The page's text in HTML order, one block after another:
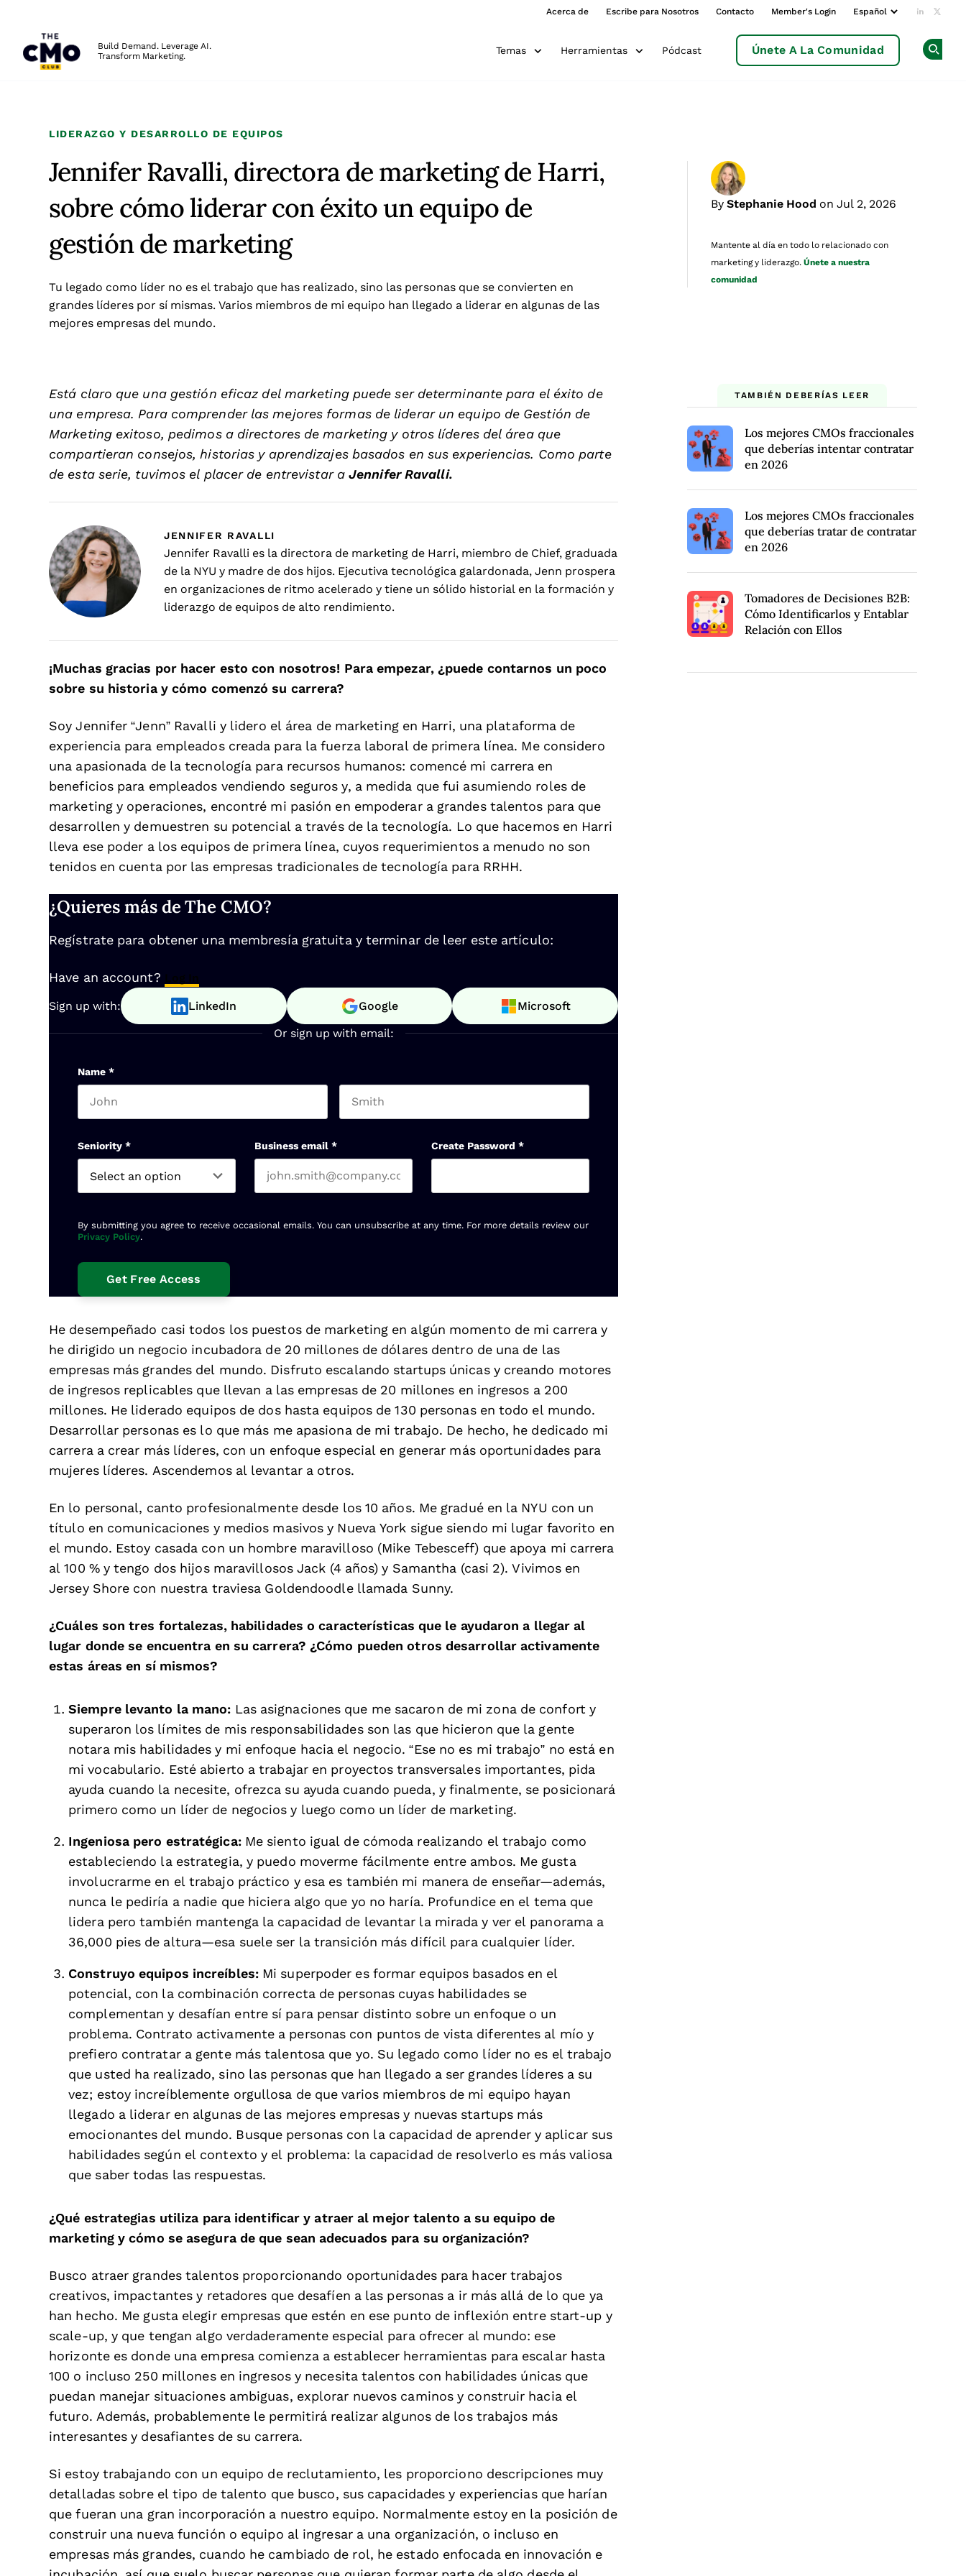
Acerca de Escribe para Nosotros Contacto Member's Login Add us
Build Demand. Leverage AI.
Transform Marketing.
Temas Herramientas Pódcast Únete A La Comunidad
LIDERAZGO Y DESARROLLO DE EQUIPOS
Jennifer Ravalli, directora de marketing de Harri,
sobre cómo liderar con éxito un equipo de
gestión de marketing
By Stephanie Hood on Jul 2, 2026
Mantente al día en todo lo relacionado con
marketing y liderazgo. Únete a nuestra
comunidad
Tu legado como líder no es el trabajo que has realizado, sino las personas que se convierten en
grandes líderes por sí mismas. Varios miembros de mi equipo han llegado a liderar en algunas de las
mejores empresas del mundo.
Está claro que una gestión eficaz del marketing puede ser determinante para el éxito de
una empresa. Para comprender las mejores formas de liderar un equipo de Gestión de
Marketing exitoso, pedimos a directores de marketing y otros líderes del área que
compartieran consejos, historias y aprendizajes basados en sus experiencias. Como parte
de esta serie, tuvimos el placer de entrevistar aJennifer Ravalli.
JENNIFER RAVALLI
Jennifer Ravalli es la directora de marketing de Harri, miembro de Chief, graduada
de la NYU y madre de dos hijos. Ejecutiva tecnológica galardonada, Jenn prospera
en organizaciones de ritmo acelerado y tiene un sólido historial en la formación y
liderazgo de equipos de alto rendimiento.
¡Muchas gracias por hacer esto con nosotros! Para empezar, ¿puede contarnos un poco
sobre su historia y cómo comenzó su carrera?
Soy Jennifer “Jenn” Ravalli y lidero el área de marketing en Harri, una plataforma de
experiencia para empleados creada para la fuerza laboral de primera línea. Me considero
una apasionada de la tecnología para recursos humanos: comencé mi carrera en
beneficios para empleados vendiendo seguros y, a medida que fui asumiendo roles de
marketing y operaciones, encontré mi pasión en empoderar a grandes talentos para que
desarrollen y demuestren su potencial a través de la tecnología. Lo que hacemos en Harri
lleva ese poder a los equipos de primera línea, cuyos requerimientos a menudo no son
tenidos en cuenta por las empresas tradicionales de tecnología para RRHH.
¿Quieres más de The CMO?
Regístrate para obtener una membresía gratuita y terminar de leer este artículo:
Have an account? Log In
Sign up with: LinkedIn Google Microsoft
Or sign up with email:
Name *
Seniority * Business email * Create Password *
By submitting you agree to receive occasional emails. You can unsubscribe at any time. For more details review our
Privacy Policy.
He desempeñado casi todos los puestos de marketing en algún momento de mi carrera y
he dirigido un negocio incubadora de 20 millones de dólares dentro de una de las
empresas más grandes del mundo. Disfruto escalando startups únicas y creando motores
de ingresos replicables que llevan a las empresas de 20 millones en ingresos a 200
millones. He liderado equipos de dos hasta equipos de 130 personas en todo el mundo.
Desarrollar personas es lo que más me apasiona de mi trabajo. De hecho, he dedicado mi
carrera a crear más líderes, con un enfoque especial en generar más oportunidades para
mujeres líderes. Ascendemos al levantar a otros.
En lo personal, canto profesionalmente desde los 10 años. Me gradué en la NYU con un
título en comunicaciones y medios masivos y Nueva York sigue siendo mi lugar favorito en
el mundo. Estoy casada con un hombre maravilloso (Mike Tebesceff) que apoya mi carrera
al 100 % y tengo dos hijos maravillosos Jack (4 años) y Samantha (casi 2). Vivimos en
Jersey Shore con nuestra traviesa Goldendoodle llamada Sunny.
¿Cuáles son tres fortalezas, habilidades o características que le ayudaron a llegar al
lugar donde se encuentra en su carrera? ¿Cómo pueden otros desarrollar activamente
estas áreas en sí mismos?
Siempre levanto la mano: Las asignaciones que me sacaron de mi zona de confort y
superaron los límites de mis responsabilidades son las que hicieron que la gente
notara mis habilidades y mi enfoque hacia el negocio. “Ese no es mi trabajo” no está en
mi vocabulario. Esté abierto a trabajar en proyectos transversales importantes, pida
ayuda cuando la necesite, ofrezca su ayuda cuando pueda, y finalmente, se posicionará
primero como un líder de negocios y luego como un líder de marketing.
Ingeniosa pero estratégica: Me siento igual de cómoda realizando el trabajo como
estableciendo la estrategia, y puedo moverme fácilmente entre ambos. Me gusta
involucrarme en el trabajo práctico y esa es también mi manera de enseñar—además,
nunca le pediría a nadie que hiciera algo que yo no haría. Profundice en el tema que
lidera pero también mantenga la capacidad de levantar la mirada y ver el panorama a
36,000 pies de altura—esa suele ser la transición más difícil para cualquier líder.
Construyo equipos increíbles: Mi superpoder es formar equipos basados en el
potencial, con la combinación correcta de personas cuyas habilidades se
complementan y desafían entre sí para pensar distinto sobre un enfoque o un
problema. Contrato activamente a personas con puntos de vista diferentes al mío y
prefiero contratar a gente más talentosa que yo. Su legado como líder no es el trabajo
que usted ha realizado, sino las personas que han llegado a ser grandes líderes a su
vez; estoy increíblemente orgullosa de que varios miembros de mi equipo hayan
llegado a liderar en algunas de las mejores empresas y nuevas startups más
emocionantes del mundo. Busque personas con la capacidad de aprender y aplicar sus
habilidades según el contexto y el problema: la capacidad de resolverlo es más valiosa
que saber todas las respuestas.
¿Qué estrategias utiliza para identificar y atraer al mejor talento a su equipo de
marketing y cómo se asegura de que sean adecuados para su organización?
Busco atraer grandes talentos proporcionando oportunidades para hacer trabajos
creativos, impactantes y retadores que desafíen a las personas a ir más allá de lo que ya
han hecho. Me gusta elegir empresas que estén en ese punto de inflexión entre start-up y
scale-up, y que tengan algo verdaderamente especial para ofrecer al mundo: ese
horizonte es donde una empresa comienza a establecer herramientas para escalar hasta
100 o incluso 250 millones en ingresos y necesita talentos con habilidades únicas que
puedan manejar situaciones ambiguas, explorar nuevos caminos y construir hacia el
futuro. Además, probablemente le permitirá realizar algunos de los trabajos más
interesantes y desafiantes de su carrera.
Si estoy trabajando con un equipo de reclutamiento, les proporciono descripciones muy
detalladas sobre el tipo de talento que busco, sus capacidades y experiencias que harían
que fueran una gran incorporación a nuestro equipo. Normalmente estoy en la posición de
construir una nueva función o equipo al ingresar a una organización, o incluso en
empresas más grandes, cuando he cambiado de rol, he estado enfocada en innovación e
TAMBIÉN DEBERÍAS LEER
Los mejores CMOs fraccionales
que deberías intentar contratar
en 2026
Los mejores CMOs fraccionales
que deberías tratar de contratar
en 2026
Tomadores de Decisiones B2B:
Cómo Identificarlos y Entablar
Relación con Ellos